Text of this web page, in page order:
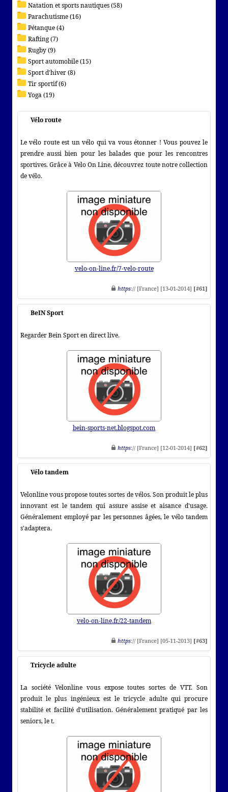
Natation et sports nautiques (58)
Parachutisme (16)
Pétanque (4)
Rafting (7)
Rugby (9)
Sport automobile (15)
Sport d'hiver (8)
Tir sportif (6)
Yoga (19)
Vélo route
Le vélo route est un vélo qui va vous étonner ! Vous pouvez le
prendre aussi bien pour les balades que pour les rencontres
sportives. Grâce à Velo On Line, découvrez toute notre collection
de vélo.
velo-on-line.fr/7-velo-route
https:// [France] [13-01-2014] [#61]
BeIN Sport
Regarder Bein Sport en direct live.
bein-sports-net.blogspot.com
https:// [France] [12-01-2014] [#62]
Vélo tandem
Velonline vous propose toutes sortes de vélos. Son produit le plus
innovant est le tandem qui assure assise et aisance d'usage.
Généralement employé par les personnes âgées, le vélo tandem
s'adaptera.
velo-on-line.fr/22-tandem
https:// [France] [05-11-2013] [#63]
Tricycle adulte
La société Velonline vous expose toutes sortes de VTT. Son
produit le plus ingénieux est le tricycle adulte qui procure
stabilité et facilité d'utilisation. Généralement pratiqué par les
seniors, le t.